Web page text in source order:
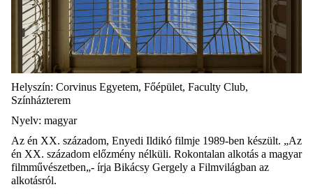
Helyszín: Corvinus Egyetem, Főépület, Faculty Club,
Színházterem
Nyelv: magyar
Az én XX. századom, Enyedi Ildikó filmje 1989-ben készült. „Az
én XX. századom előzmény nélküli. Rokontalan alkotás a magyar
filmművészetben„- írja Bikácsy Gergely a Filmvilágban az
alkotásról.